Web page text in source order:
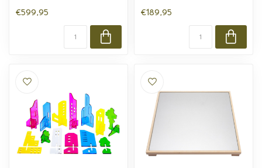
€599,95
€189,95